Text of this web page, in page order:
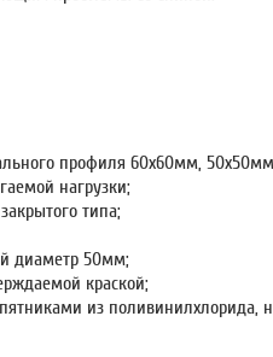
профиля 60х60мм,
нагрузки;
типа;
диаметр 50мм;
краской;
из поливинилхлорида,